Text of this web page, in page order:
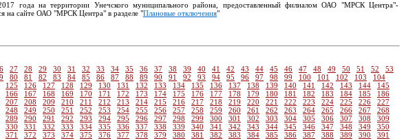
года на территории Унечского муниципального района, предоставленный филиалом ОАО "МРСК Центра"-
на сайте ОАО "МРСК Центра" в разделе "Плановые отключения"
27 28 29 30 31 32 33 34 35 36 37 38 39 40 41 42 43 44 45 46 47 48 49 50 51 52
53
80 81 82 83 84 85 86 87 88 89 90 91 92 93 94 95 96 97 98 99 100 101 102 103
104
125 126 127 128 129 130 131 132 133 134 135 136 137 138 139 140 141 142 143 144
145
166 167 168 169 170 171 172 173 174 175 176 177 178 179 180 181 182 183 184 185
186
207 208 209 210 211 212 213 214 215 216 217 218 219 220 221 222 223 224 225 226
227
248 249 250 251 252 253 254 255 256 257 258 259 260 261 262 263 264 265 266 267
268
289 290 291 292 293 294 295 296 297 298 299 300 301 302 303 304 305 306 307 308
309
330 331 332 333 334 335 336 337 338 339 340 341 342 343 344 345 346 347 348 349
350
371 372 373 374 375 376 377 378 379 380 381 382 383 384 385 386 387 388 389 390 391